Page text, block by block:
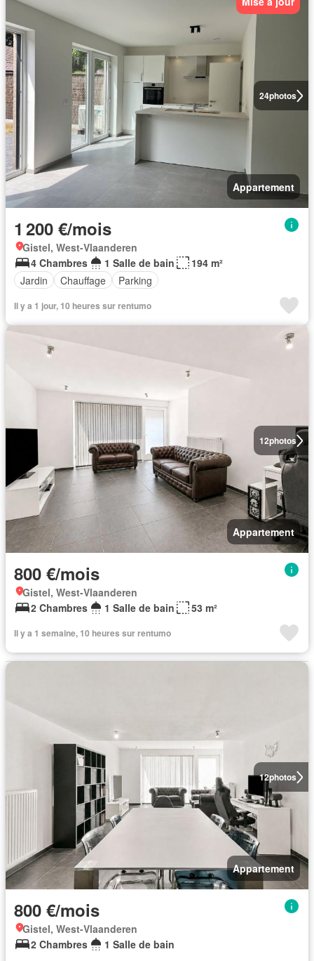
24photos
Appartement
1 200 €/mois
Gistel, West-Vlaanderen
4 Chambres
1 Salle de bain
194 m²
Jardin
Chauffage Parking
Il y a 1 jour, 10 heures sur rentumo
12photos
Appartement
800 €/mois
Gistel, West-Vlaanderen
2 Chambres
1 Salle de bain 53 m²
Il y a 1 semaine, 10 heures sur rentumo
12photos
Appartement
800 €/mois
Gistel, West-Vlaanderen
2 Chambres
1 Salle de bain